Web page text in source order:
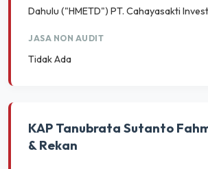
Dahulu ("HMETD") PT. Cahayasakti
JASA NON AUDIT
Tidak Ada
KAP Tanubrata Sutanto
& Rekan